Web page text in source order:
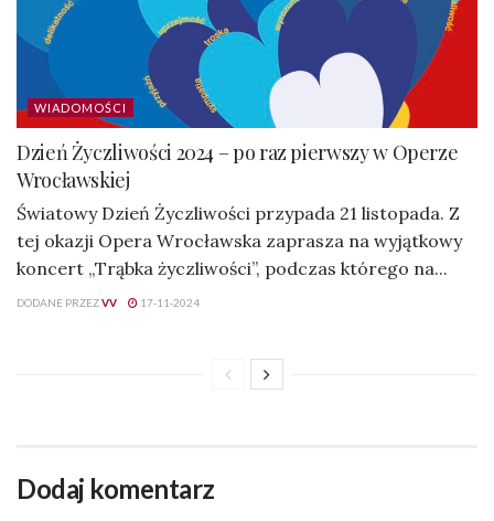
WIADOMOŚCI
Dzień Życzliwości 2024 – po raz pierwszy w Operze
Wrocławskiej
Światowy Dzień Życzliwości przypada 21 listopada. Z
tej okazji Opera Wrocławska zaprasza na wyjątkowy
koncert „Trąbka życzliwości”, podczas którego na...
DODANE PRZEZVV 17-11-2024
Dodaj komentarz